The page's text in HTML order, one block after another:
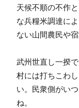
天候不順の不作
な兵糧米調達に
ない山間農民や
武州世直し一揆
村には打ちこわ
い。民衆側がい
ね。